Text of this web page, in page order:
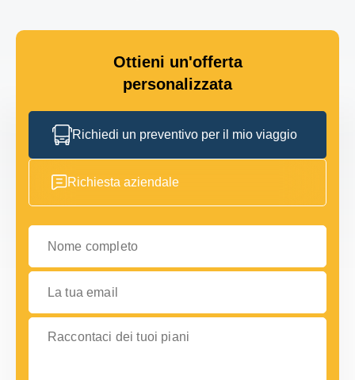
Ottieni un'offerta
personalizzata
Richiedi un preventivo per il mio viaggio
Richiesta aziendale
Nome completo
La tua email
Raccontaci dei tuoi piani